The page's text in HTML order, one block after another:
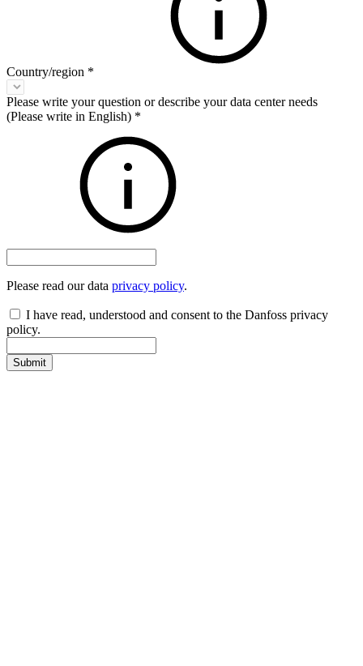
Country/region *
Please write your question or describe your data center needs
(Please write in English) *
Please read our data privacy policy.
I have read, understood and consent to the Danfoss privacy
policy.
Submit